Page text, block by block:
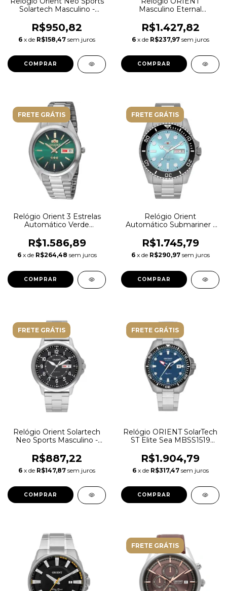
Solartech Masculino -
R$950,82
6 x de R$158,47 sem juros
Masculino Eternal
R$1.427,82
6 x de R$237,97 sem juros
FRETE GRÁTIS
Relógio Orient 3 Estrelas
Automático Verde
R$1.586,89
6 x de R$264,48 sem juros
FRETE GRÁTIS
Relógio Orient
Automático Submariner -
Celeste
R$1.745,79
6 x de R$290,97 sem juros
FRETE GRÁTIS
Relógio Orient Solartech
Neo Sports Masculino -
R$887,22
6 x de R$147,87 sem juros
FRETE GRÁTIS
Relógio ORIENT SolarTech
ST Elite Sea MBSS1519
R$1.904,79
6 x de R$317,47 sem juros
FRETE GRÁTIS